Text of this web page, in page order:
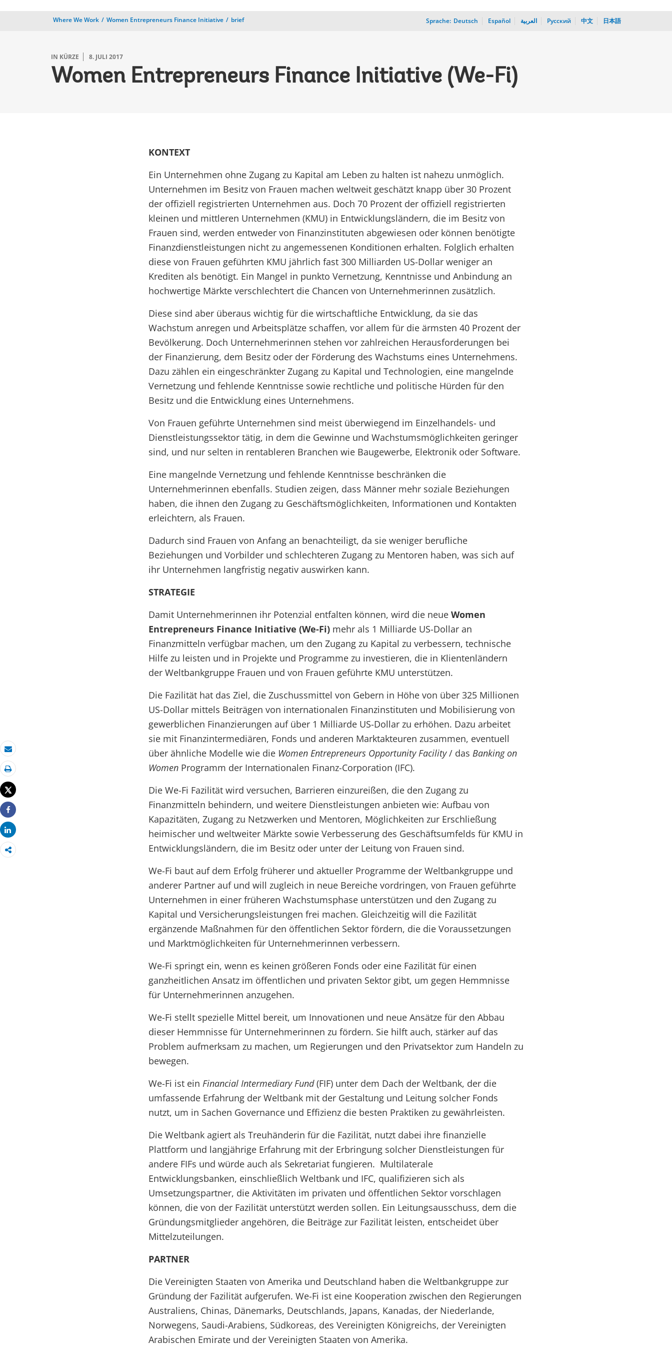
Where We Work Women Entrepreneurs Finance Initiative brief Sprache: Deutsch Español العربية Русский 中文 日本語
IN KÜRZE 8. JULI 2017
Women Entrepreneurs Finance Initiative (We-Fi)
E-Mail
Drucken
Tweet
Share
Share
KONTEXT
Ein Unternehmen ohne Zugang zu Kapital am Leben zu halten ist nahezu unmöglich.
Unternehmen im Besitz von Frauen machen weltweit geschätzt knapp über 30 Prozent
der offiziell registrierten Unternehmen aus. Doch 70 Prozent der offiziell registrierten
kleinen und mittleren Unternehmen (KMU) in Entwicklungsländern, die im Besitz von
Frauen sind, werden entweder von Finanzinstituten abgewiesen oder können benötigte
Finanzdienstleistungen nicht zu angemessenen Konditionen erhalten. Folglich erhalten
diese von Frauen geführten KMU jährlich fast 300 Milliarden US-Dollar weniger an
Krediten als benötigt. Ein Mangel in punkto Vernetzung, Kenntnisse und Anbindung an
hochwertige Märkte verschlechtert die Chancen von Unternehmerinnen zusätzlich.
Diese sind aber überaus wichtig für die wirtschaftliche Entwicklung, da sie das
Wachstum anregen und Arbeitsplätze schaffen, vor allem für die ärmsten 40 Prozent der
Bevölkerung. Doch Unternehmerinnen stehen vor zahlreichen Herausforderungen bei
der Finanzierung, dem Besitz oder der Förderung des Wachstums eines Unternehmens.
Dazu zählen ein eingeschränkter Zugang zu Kapital und Technologien, eine mangelnde
Vernetzung und fehlende Kenntnisse sowie rechtliche und politische Hürden für den
Besitz und die Entwicklung eines Unternehmens.
Von Frauen geführte Unternehmen sind meist überwiegend im Einzelhandels- und
Dienstleistungssektor tätig, in dem die Gewinne und Wachstumsmöglichkeiten geringer
sind, und nur selten in rentableren Branchen wie Baugewerbe, Elektronik oder Software.
Eine mangelnde Vernetzung und fehlende Kenntnisse beschränken die
Unternehmerinnen ebenfalls. Studien zeigen, dass Männer mehr soziale Beziehungen
haben, die ihnen den Zugang zu Geschäftsmöglichkeiten, Informationen und Kontakten
erleichtern, als Frauen.
Dadurch sind Frauen von Anfang an benachteiligt, da sie weniger berufliche
Beziehungen und Vorbilder und schlechteren Zugang zu Mentoren haben, was sich auf
ihr Unternehmen langfristig negativ auswirken kann.
STRATEGIE
Damit Unternehmerinnen ihr Potenzial entfalten können, wird die neue Women
Entrepreneurs Finance Initiative (We-Fi) mehr als 1 Milliarde US-Dollar an
Finanzmitteln verfügbar machen, um den Zugang zu Kapital zu verbessern, technische
Hilfe zu leisten und in Projekte und Programme zu investieren, die in Klientenländern
der Weltbankgruppe Frauen und von Frauen geführte KMU unterstützen.
Die Fazilität hat das Ziel, die Zuschussmittel von Gebern in Höhe von über 325 Millionen
US-Dollar mittels Beiträgen von internationalen Finanzinstituten und Mobilisierung von
gewerblichen Finanzierungen auf über 1 Milliarde US-Dollar zu erhöhen. Dazu arbeitet
sie mit Finanzintermediären, Fonds und anderen Marktakteuren zusammen, eventuell
über ähnliche Modelle wie die Women Entrepreneurs Opportunity Facility/ das Banking on
Women Programm der Internationalen Finanz-Corporation (IFC).
Die We-Fi Fazilität wird versuchen, Barrieren einzureißen, die den Zugang zu
Finanzmitteln behindern, und weitere Dienstleistungen anbieten wie: Aufbau von
Kapazitäten, Zugang zu Netzwerken und Mentoren, Möglichkeiten zur Erschließung
heimischer und weltweiter Märkte sowie Verbesserung des Geschäftsumfelds für KMU in
Entwicklungsländern, die im Besitz oder unter der Leitung von Frauen sind.
We-Fi baut auf dem Erfolg früherer und aktueller Programme der Weltbankgruppe und
anderer Partner auf und will zugleich in neue Bereiche vordringen, von Frauen geführte
Unternehmen in einer früheren Wachstumsphase unterstützen und den Zugang zu
Kapital und Versicherungsleistungen frei machen. Gleichzeitig will die Fazilität
ergänzende Maßnahmen für den öffentlichen Sektor fördern, die die Voraussetzungen
und Marktmöglichkeiten für Unternehmerinnen verbessern.
We-Fi springt ein, wenn es keinen größeren Fonds oder eine Fazilität für einen
ganzheitlichen Ansatz im öffentlichen und privaten Sektor gibt, um gegen Hemmnisse
für Unternehmerinnen anzugehen.
We-Fi stellt spezielle Mittel bereit, um Innovationen und neue Ansätze für den Abbau
dieser Hemmnisse für Unternehmerinnen zu fördern. Sie hilft auch, stärker auf das
Problem aufmerksam zu machen, um Regierungen und den Privatsektor zum Handeln zu
bewegen.
We-Fi ist ein Financial Intermediary Fund(FIF) unter dem Dach der Weltbank, der die
umfassende Erfahrung der Weltbank mit der Gestaltung und Leitung solcher Fonds
nutzt, um in Sachen Governance und Effizienz die besten Praktiken zu gewährleisten.
Die Weltbank agiert als Treuhänderin für die Fazilität, nutzt dabei ihre finanzielle
Plattform und langjährige Erfahrung mit der Erbringung solcher Dienstleistungen für
andere FIFs und würde auch als Sekretariat fungieren. Multilaterale
Entwicklungsbanken, einschließlich Weltbank und IFC, qualifizieren sich als
Umsetzungspartner, die Aktivitäten im privaten und öffentlichen Sektor vorschlagen
können, die von der Fazilität unterstützt werden sollen. Ein Leitungsausschuss, dem die
Gründungsmitglieder angehören, die Beiträge zur Fazilität leisten, entscheidet über
Mittelzuteilungen.
PARTNER
Die Vereinigten Staaten von Amerika und Deutschland haben die Weltbankgruppe zur
Gründung der Fazilität aufgerufen. We-Fi ist eine Kooperation zwischen den Regierungen
Australiens, Chinas, Dänemarks, Deutschlands, Japans, Kanadas, der Niederlande,
Norwegens, Saudi-Arabiens, Südkoreas, des Vereinigten Königreichs, der Vereinigten
Arabischen Emirate und der Vereinigten Staaten von Amerika.